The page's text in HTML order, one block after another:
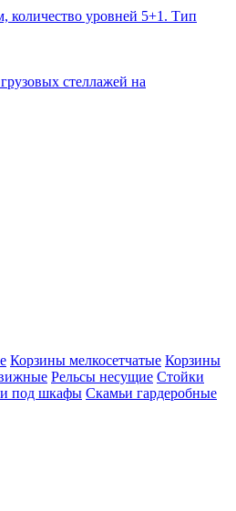
количество уровней 5+1. Тип
стеллажей на
Корзины мелкосетчатые Корзины
Рельсы несущие Стойки
под шкафы Скамьи гардеробные